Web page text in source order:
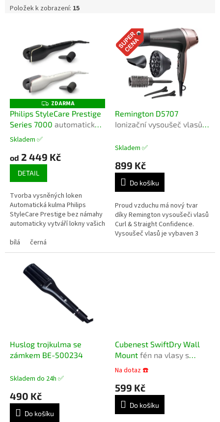
Položek k zobrazení: 15
Z
D
A
R
ZDARMA
Philips StyleCare Prestige
Series 7000 automatická
kulma
Průměrné
produktu
5
hvězdiček.
Skladem ✅
od 2 449 Kč
DETAIL
Tvorba vysněných loken
Automatická kulma Philips
StyleCare Prestige bez námahy
automaticky vytváří lokny vašich
systému pro tvorbu loken.
Tvorba...
bílá černá
Remington D5707
Ionizační vysoušeč vlasů
Skladem ✅
899 Kč
Do košíku
Proud vzduchu má nový tvar
díky Remington vysoušeči vlasů
Curl & Straight Confidence.
Vysoušeč vlasů je vybaven 3
jistotu, že si pokaždé
Huslog trojkulma se
zámkem BE-500234
Skladem do 24h ✅
490 Kč
Do košíku
Cubenest SwiftDry Wall
Mount fén na vlasy s
ionizační technologií
Průměrné
produktu
5,0
Na dotaz ☎️
599 Kč
Do košíku